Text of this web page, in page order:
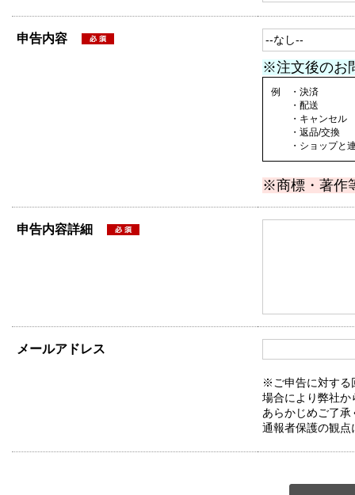
申告内容
※注文後のお
例 ・決済
・配送
・キャンセル
・返品/交換
・ショップと連
※商標・著作
申告内容詳細
メールアドレス
※ご申告に対する
場合により弊社か
あらかじめご了承
通報者保護の観点